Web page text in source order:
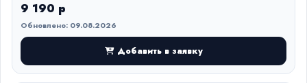
9 190 р
Обновлено: 09.08.2026
Добавить в заявку